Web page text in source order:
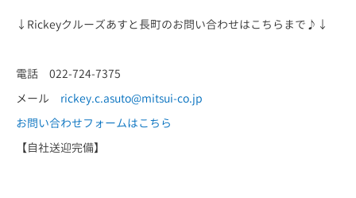
↓Rickeyクルーズあすと長町のお問い合わせはこちらまで♪↓
電話 022-724-7375
メール rickey.c.asuto@mitsui-co.jp
お問い合わせフォームはこちら
【自社送迎完備】